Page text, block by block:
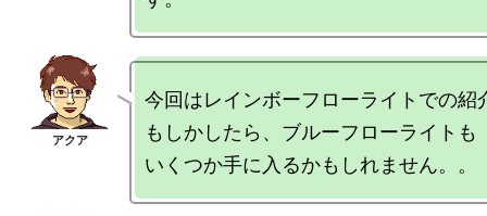
今回はレインボーフローライトでの紹
もしかしたら、ブルーフローライトも